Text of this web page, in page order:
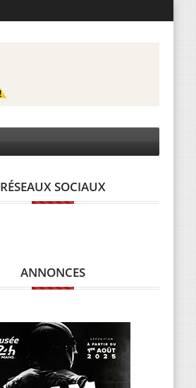
RÉSEAUX SOCIAUX
ANNONCES